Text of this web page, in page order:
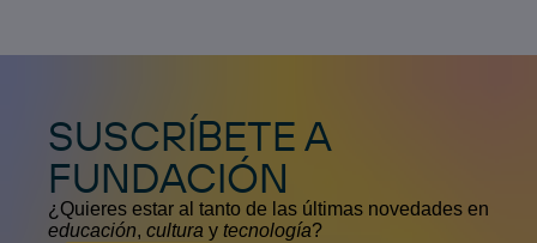
SUSCRÍBETE A
FUNDACIÓN
¿Quieres estar al tanto de las últimas novedades en
educación, cultura y tecnología?